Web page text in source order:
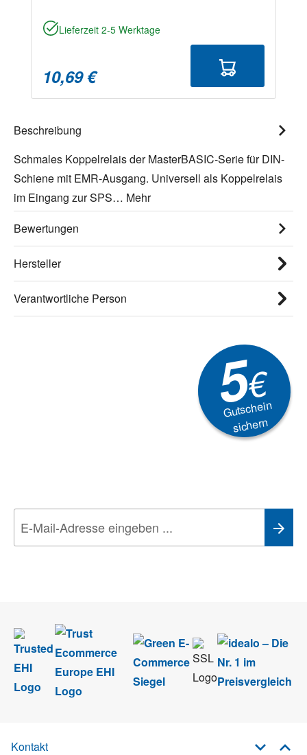
Lieferzeit 2-5 Werktage
10,69 €
Beschreibung
Schmales Koppelrelais der MasterBASIC-Serie für DIN-
Schiene mit EMR-Ausgang. Universell als Koppelrelais
im Eingang zur SPS… Mehr
Bewertungen
Hersteller
Verantwortliche Person
5€
Gutschein
sichern
Kontakt